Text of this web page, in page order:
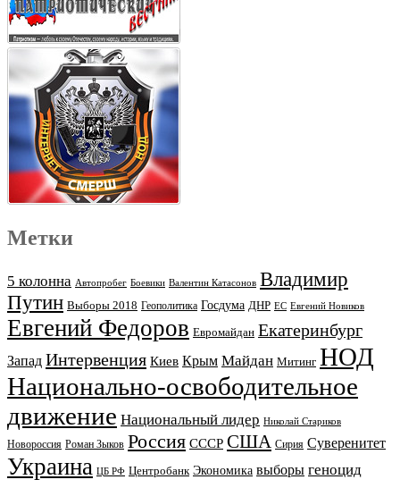
Метки
5 колонна Автопробег Боевики Валентин Катасонов Владимир
Путин Выборы 2018 Геополитика Госдума ДНР ЕС Евгений Новиков
Евгений Федоров Евромайдан Екатеринбург
Запад Интервенция Киев Крым Майдан Митинг НОД
Национально-освободительное
движение Национальный лидер Николай Стариков
Новороссия Роман Зыков Россия СССР США Сирия Суверенитет
Украина ЦБ РФ Центробанк Экономика выборы геноцид